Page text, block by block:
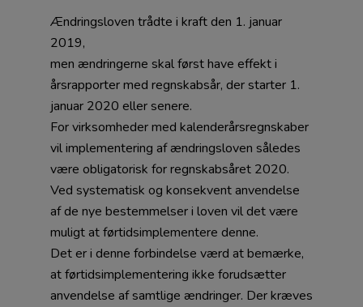
Ændringsloven trådte i kraft den 1. januar
2019,
men ændringerne skal først have effekt i
årsrapporter med regnskabsår, der starter 1.
januar 2020 eller senere.
For virksomheder med kalenderårsregnskaber
vil implementering af ændringsloven således
være obligatorisk for regnskabsåret 2020.
Ved systematisk og konsekvent anvendelse
af de nye bestemmelser i loven vil det være
muligt at førtidsimplementere denne.
Det er i denne forbindelse værd at bemærke,
at førtidsimplementering ikke forudsætter
anvendelse af samtlige ændringer. Der kræves